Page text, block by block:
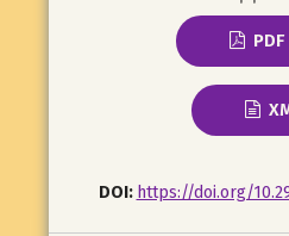
PDF
DOI: https://doi.org/